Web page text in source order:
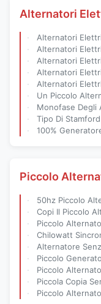
Alternatori
Alternatori Elettrici Di
Alternatori Elettrici
Alternatori Elettrici 600kw/
Alternatori Elettrici A
Alternatori Elettrici
Un Piccolo Alternatore
Monofase Degli
Tipo Di Stamford Di CA Della
100% Generatore Diesel
Piccolo
50hz Piccolo Alternatore
Copi Il Piccolo Alternatore
Piccolo Alternatore Senza
Chilowatt Sincrono Del Piccolo
Alternatore Senza Spazzola
Piccolo Generatore
Piccolo Alternatore
Piccola Copia Senza
Piccolo Alternatore Senza